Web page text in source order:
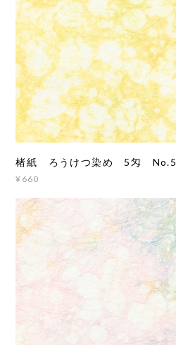
楮紙 ろうけつ染め 5匁 No.5
¥660